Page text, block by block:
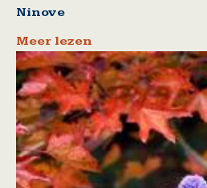
Ninove
Meer lezen